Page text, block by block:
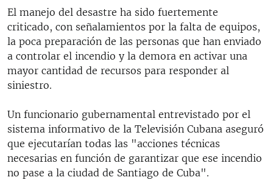
El manejo del desastre ha sido fuertemente
criticado, con señalamientos por la falta de equipos,
la poca preparación de las personas que han enviado
a controlar el incendio y la demora en activar una
mayor cantidad de recursos para responder al
siniestro.
Un funcionario gubernamental entrevistado por el
sistema informativo de la Televisión Cubana aseguró
que ejecutarían todas las "acciones técnicas
necesarias en función de garantizar que ese incendio
no pase a la ciudad de Santiago de Cuba".